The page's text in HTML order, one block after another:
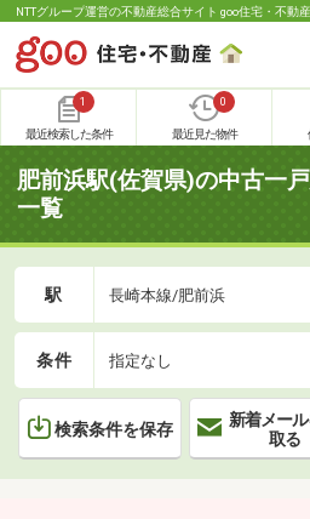
NTTグループ運営の不動産総合サイト goo住宅・不動産
1
最近検索した条件
0
最近見た物件
肥前浜駅(佐賀県)の中古一
一覧
駅 長崎本線/肥前浜
条件 指定なし
検索条件を保存
新着メー
取る